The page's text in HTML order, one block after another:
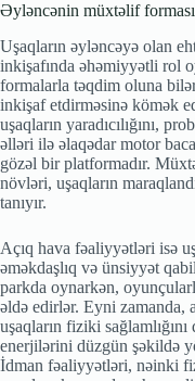
Əyləncənin müxtəlif
Uşaqların əyləncəyə olan
inkişafında əhəmiyyətli rol
formalarla təqdim oluna
inkişaf etdirməsinə kömək
uşaqların yaradıcılığını,
əlləri ilə əlaqədar motor
gözəl bir platformadır.
növləri, uşaqların
tanıyır.
Açıq hava fəaliyyətləri isə
əməkdaşlıq və ünsiyyət
parkda oynarkən,
əldə edirlər. Eyni zamanda,
uşaqların fiziki
enerjilərini düzgün şəkildə
İdman fəaliyyətləri, nəinki